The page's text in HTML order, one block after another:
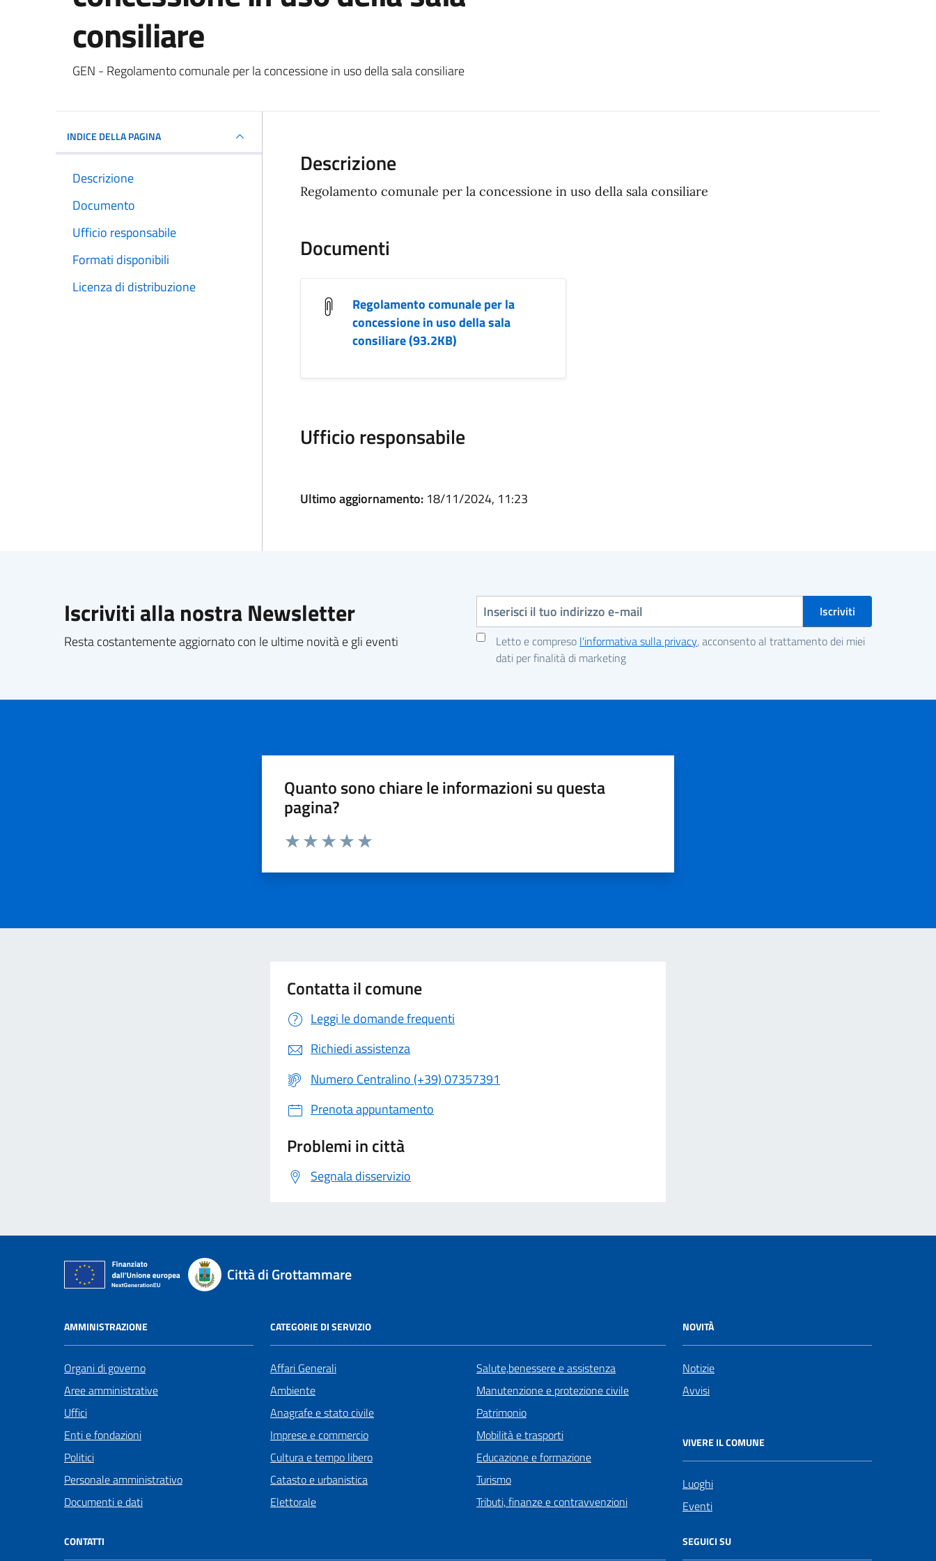
consiliare
Dettagli del documento
GEN - Regolamento comunale per la concessione in uso della sala consiliare
INDICE DELLA PAGINA
Descrizione
Documento
Ufficio responsabile
Formati disponibili
Licenza di distribuzione
Descrizione
Regolamento comunale per la concessione in uso della sala consiliare
Documenti
Regolamento comunale per la
concessione in uso della sala
consiliare (93.2KB)
Ufficio responsabile
Ultimo aggiornamento: 18/11/2024, 11:23
Iscriviti alla nostra Newsletter
Resta costantemente aggiornato con le ultime novità e gli eventi
Indirizzo e-mail
Letto e compreso l'informativa sulla privacy, acconsento al trattamento dei miei
dati per finalità di marketing
Quanto sono chiare le informazioni su questa
pagina?
Contatta il comune
Leggi le domande frequenti
Richiedi assistenza
Numero Centralino (+39) 07357391
Prenota appuntamento
Problemi in città
Segnala disservizio
Città di Grottammare
AMMINISTRAZIONE
Organi di governo
Aree amministrative
Uffici
Enti e fondazioni
Politici
Personale amministrativo
Documenti e dati
CATEGORIE DI SERVIZIO
Affari Generali
Ambiente
Anagrafe e stato civile
Imprese e commercio
Cultura e tempo libero
Catasto e urbanistica
Elettorale
Salute,benessere e assistenza
Manutenzione e protezione civile
Patrimonio
Mobilità e trasporti
Educazione e formazione
Turismo
Tributi, finanze e contravvenzioni
NOVITÀ
Notizie
Avvisi
VIVERE IL COMUNE
Luoghi
Eventi
CONTATTI SEGUICI SU